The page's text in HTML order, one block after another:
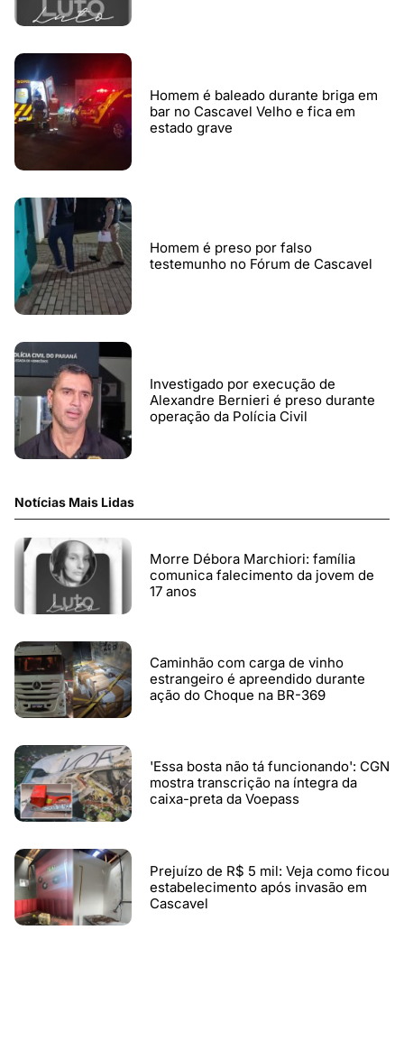
Homem é baleado durante briga em
bar no Cascavel Velho e fica em
estado grave
Homem é preso por falso
testemunho no Fórum de Cascavel
Investigado por execução de
Alexandre Bernieri é preso durante
operação da Polícia Civil
Notícias Mais Lidas
Morre Débora Marchiori: família
comunica falecimento da jovem de
17 anos
Caminhão com carga de vinho
estrangeiro é apreendido durante
ação do Choque na BR-369
'Essa bosta não tá funcionando': CGN
mostra transcrição na íntegra da
caixa-preta da Voepass
Prejuízo de R$ 5 mil: Veja como ficou
estabelecimento após invasão em
Cascavel